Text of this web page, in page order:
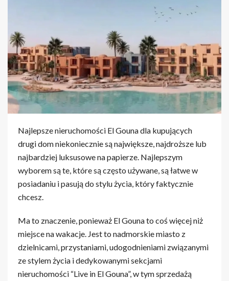
Najlepsze nieruchomości El Gouna dla kupujących
drugi dom niekoniecznie są największe, najdroższe lub
najbardziej luksusowe na papierze. Najlepszym
wyborem są te, które są często używane, są łatwe w
posiadaniu i pasują do stylu życia, który faktycznie
chcesz.
Ma to znaczenie, ponieważ El Gouna to coś więcej niż
miejsce na wakacje. Jest to nadmorskie miasto z
dzielnicami, przystaniami, udogodnieniami związanymi
ze stylem życia i dedykowanymi sekcjami
nieruchomości “Live in El Gouna”, w tym sprzedażą